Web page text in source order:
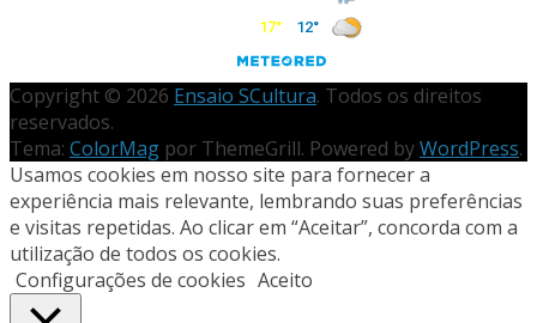
Copyright © 2026 Ensaio SCultura. Todos os direitos
reservados.
Tema: ColorMag por ThemeGrill. Powered byWordPress.
Usamos cookies em nosso site para fornecer a
experiência mais relevante, lembrando suas preferências
e visitas repetidas. Ao clicar em “Aceitar”, concorda com a
utilização de todos os cookies.
Configurações de cookies Aceito